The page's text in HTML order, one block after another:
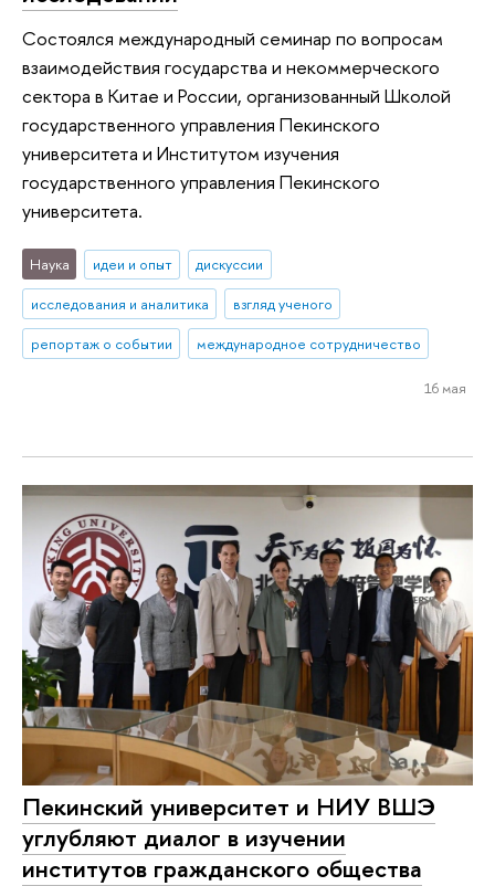
Состоялся международный семинар по вопросам
взаимодействия государства и некоммерческого
сектора в Китае и России, организованный Школой
государственного управления Пекинского
университета и Институтом изучения
государственного управления Пекинского
университета.
Наука идеи и опыт
дискуссии
исследования и аналитика
взгляд ученого
репортаж о событии
международное сотрудничество
16 мая
Пекинский университет и НИУ ВШЭ
углубляют диалог в изучении
институтов гражданского общества